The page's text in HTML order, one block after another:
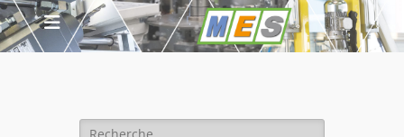
Rechercher :